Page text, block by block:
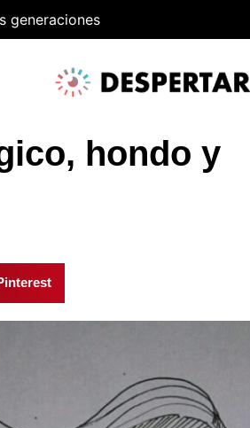
generaciones
hondo y